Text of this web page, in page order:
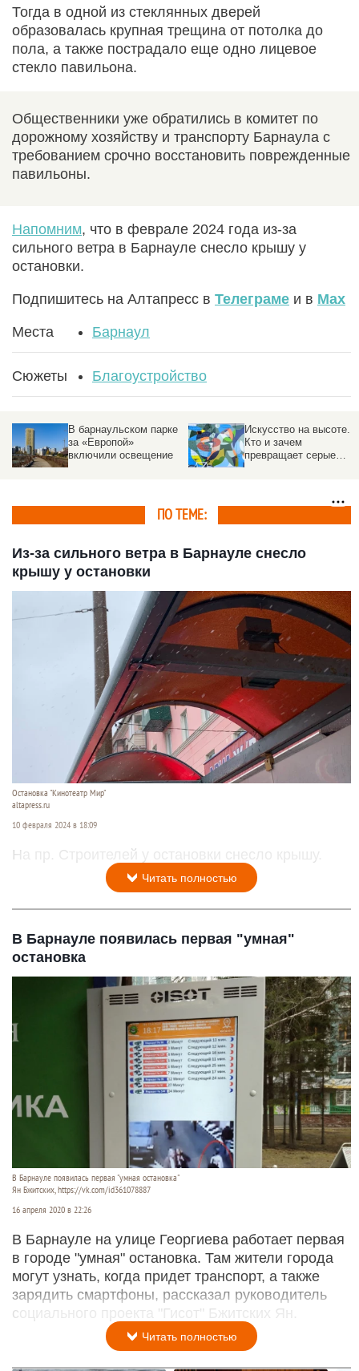
Тогда в одной из стеклянных дверей
образовалась крупная трещина от потолка до
пола, а также пострадало еще одно лицевое
стекло павильона.
Общественники уже обратились в комитет по
дорожному хозяйству и транспорту Барнаула с
требованием срочно восстановить поврежденные
павильоны.
Напомним, что в феврале 2024 года из-за
сильного ветра в Барнауле снесло крышу у
остановки.
Подпишитесь на Алтапресс в Телеграме и в Max
Места Барнаул
Сюжеты Благоустройство
В барнаульском парке
за «Европой»
включили освещение
Искусство на высоте.
Кто и зачем
превращает серые
ПО ТЕМЕ:
Из-за сильного ветра в Барнауле снесло
крышу у остановки
Остановка "Кинотеатр Мир"
altapress.ru
10 февраля 2024 в 18:09
На пр. Строителей у остановки снесло крышу.
Читать полностью
В Барнауле появилась первая "умная"
остановка
В Барнауле появилась первая "умная остановка"
Ян Бжитских, https://vk.com/id361078887
16 апреля 2020 в 22:26
В Барнауле на улице Георгиева работает первая
в городе "умная" остановка. Там жители города
могут узнать, когда придет транспорт, а также
зарядить смартфоны, рассказал руководитель
социального проекта "Гисот" Бжитских Ян.
Читать полностью